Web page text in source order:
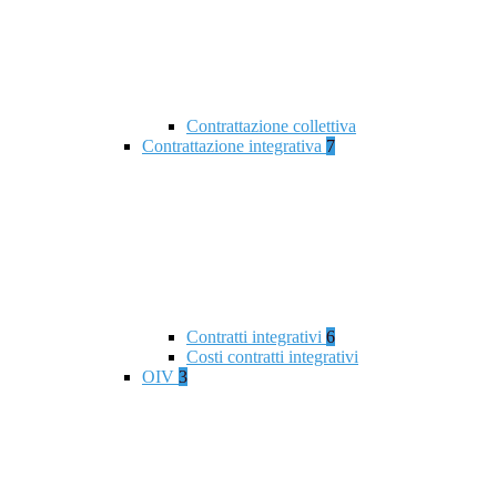
Contrattazione collettiva
Contrattazione integrativa 7
Contratti integrativi 6
Costi contratti integrativi
OIV 3